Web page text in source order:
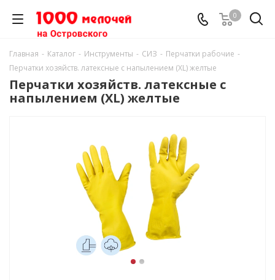
0
Главная - Каталог - Инструменты - СИЗ - Перчатки рабочие -
Перчатки хозяйств. латексные с напылением (XL) желтые
Перчатки хозяйств. латексные с
напылением (XL) желтые